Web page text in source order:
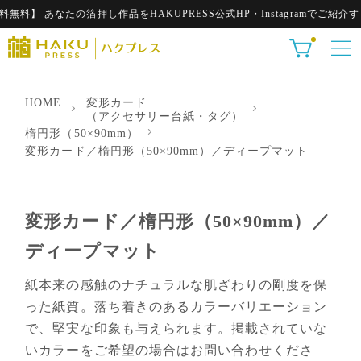
あなたの箔押し作品をHAKUPRESS公式HP・Instagramでご紹介する特別
HOME
変形カード
（アクセサリー台紙・タグ）
楕円形（50×90mm）
変形カード／楕円形（50×90mm）／ディープマット
変形カード／楕円形（50×90mm）／
ディープマット
紙本来の感触のナチュラルな肌ざわりの剛度を保
った紙質。落ち着きのあるカラーバリエーション
で、堅実な印象も与えられます。掲載されていな
いカラーをご希望の場合はお問い合わせくださ